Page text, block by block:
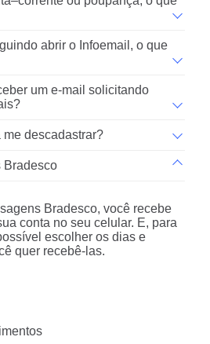
10. Como faço para me descadastrar?
Bradesco
Bradesco, você recebe
conta no seu celular. E, para
escolher os dias e
quer recebê-las.